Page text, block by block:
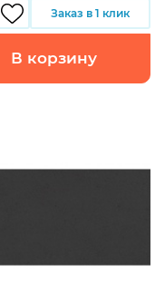
Заказ в 1 клик
В корзину